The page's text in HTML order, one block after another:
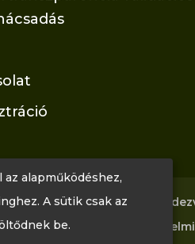
Tudástár Rólunk
Regisztráció
alapműködéshez,
A sütik csak az
be.